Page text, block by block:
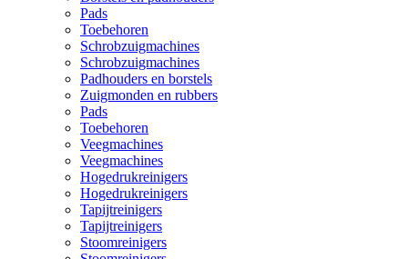
Pads
Toebehoren
Schrobzuigmachines
Schrobzuigmachines
Padhouders en borstels
Zuigmonden en rubbers
Pads
Toebehoren
Veegmachines
Veegmachines
Hogedrukreinigers
Hogedrukreinigers
Tapijtreinigers
Tapijtreinigers
Stoomreinigers